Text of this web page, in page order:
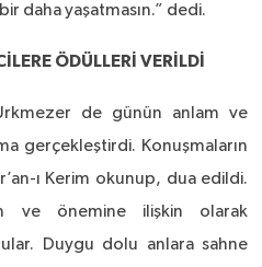
daha yaşatmasın.” dedi.
ÖDÜLLERİ VERİLDİ
de günün anlam ve
gerçekleştirdi. Konuşmaların
ı Kerim okunup, dua edildi.
ve önemine ilişkin olarak
Duygu dolu anlara sahne